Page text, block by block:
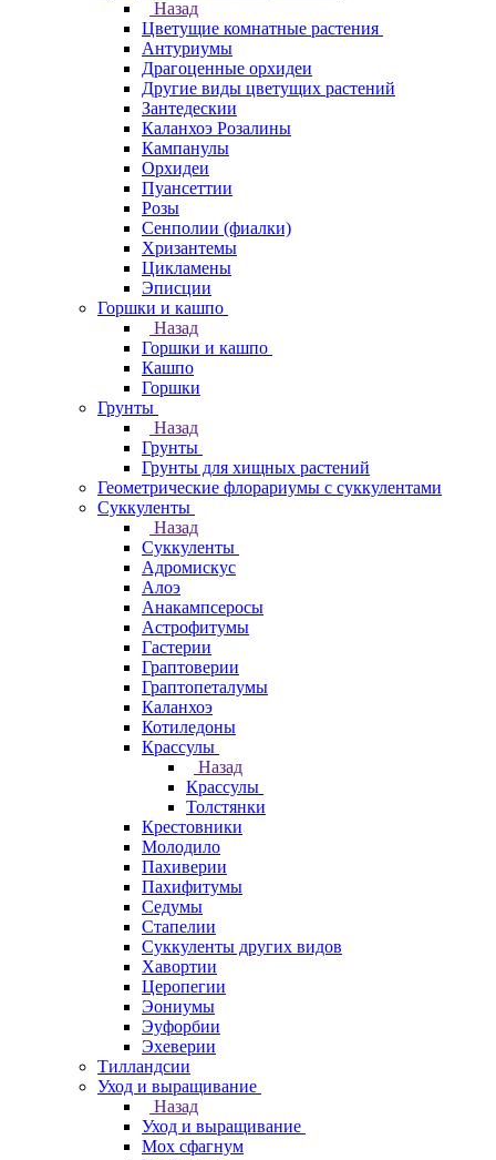
Назад
Цветущие комнатные растения
Антуриумы
Драгоценные орхидеи
Другие виды цветущих растений
Зантедескии
Каланхоэ Розалины
Кампанулы
Орхидеи
Пуансеттии
Розы
Сенполии (фиалки)
Хризантемы
Цикламены
Эписции
Горшки и кашпо
Назад
Горшки и кашпо
Кашпо
Горшки
Грунты
Назад
Грунты
Грунты для хищных растений
Геометрические флорариумы с суккулентами
Суккуленты
Назад
Суккуленты
Адромискус
Алоэ
Анакампсеросы
Астрофитумы
Гастерии
Граптоверии
Граптопеталумы
Каланхоэ
Котиледоны
Крассулы
Назад
Крассулы
Толстянки
Крестовники
Молодило
Пахиверии
Пахифитумы
Седумы
Стапелии
Суккуленты других видов
Хавортии
Церопегии
Эониумы
Эуфорбии
Эхеверии
Тилландсии
Уход и выращивание
Назад
Уход и выращивание
Мох сфагнум